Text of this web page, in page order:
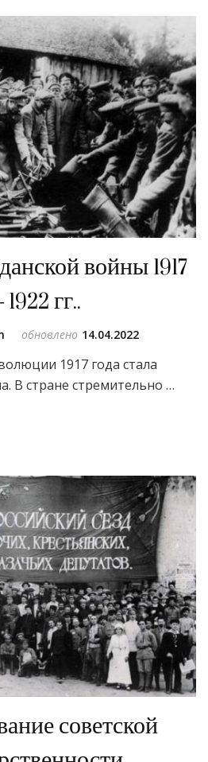
войны 1917
гг..
обновлено 14.04.2022
1917 года стала
В стране стремительно …
советской